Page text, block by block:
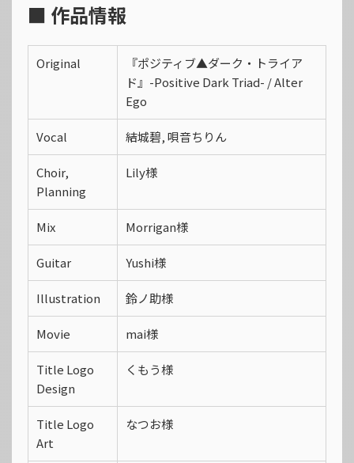
■ 作品情報
Original
『ポジティブ▲ダーク・トライア
ド』-Positive Dark Triad- / Alter
Ego
Vocal 結城碧, 唄音ちりん
Choir,
Planning
Lily様
Mix Morrigan様
Guitar Yushi様
Illustration 鈴ノ助様
Movie mai様
Title Logo
Design
くもう様
Title Logo
Art
なつお様